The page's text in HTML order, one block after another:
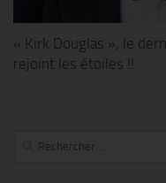
« Kirk Douglas », le
rejoint les étoiles !!
Rechercher :